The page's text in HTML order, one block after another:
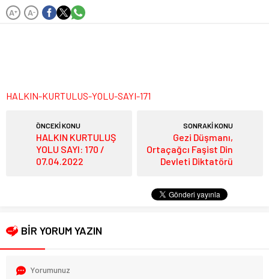
A+ A-
HALKIN-KURTULUS-YOLU-SAYI-171
ÖNCEKİ KONU
HALKIN KURTULUŞ
YOLU SAYI: 170 /
07.04.2022
SONRAKİ KONU
Gezi Düşmanı,
Ortaçağcı Faşist Din
Devleti Diktatörü
BİR YORUM YAZIN